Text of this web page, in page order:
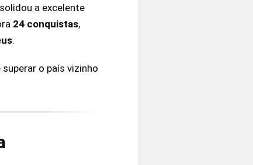
a excelente
24 conquistas,
.
o país vizinho